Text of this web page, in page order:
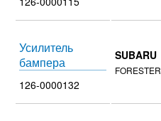
Усилитель
бампера
126-0000132
SUBARU
FORESTER